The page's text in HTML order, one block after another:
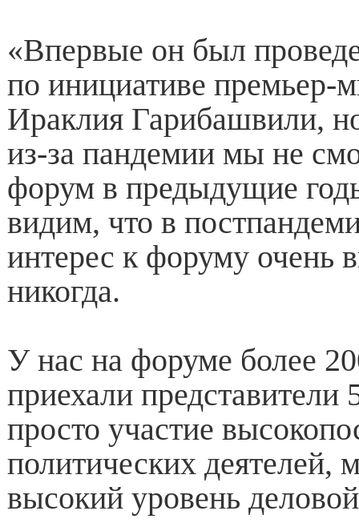
«Впервые он был
по инициативе премьер-
Ираклия Гарибашвили,
из-за пандемии мы не
форум в предыдущие
видим, что в
интерес к форуму очень
никогда.
У нас на форуме более
приехали представители
просто участие
политических деятелей,
высокий уровень